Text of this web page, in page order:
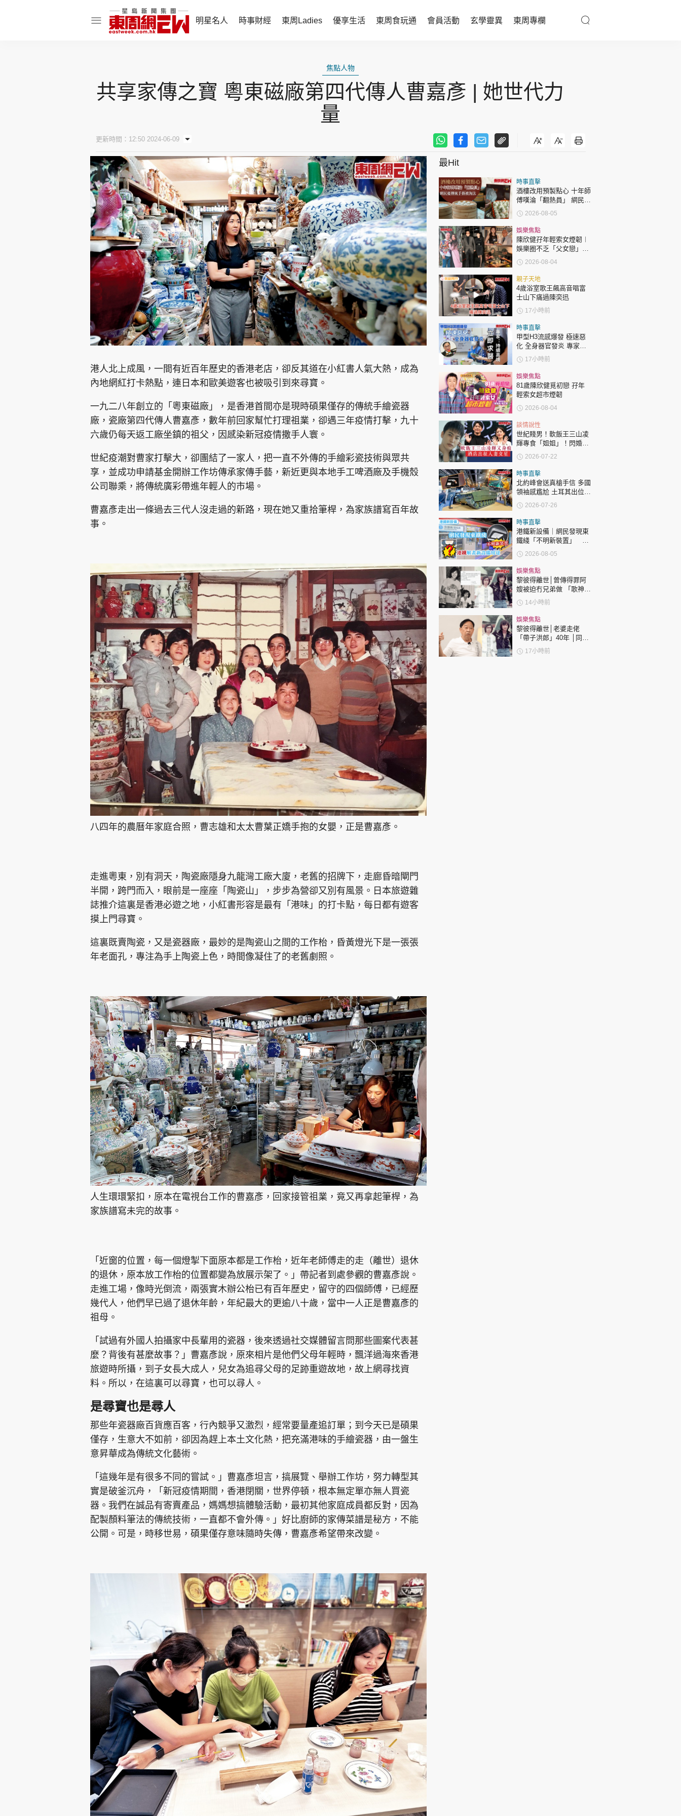
明星名人 時事財經 東周Ladies 優享生活 東周食玩通 會員活動 玄學靈異 東周專欄
話題人物 財經智庫 時尚生活 親子天地
東周食玩通
樂在灣區
飲食玩樂
會員活動
東周JETSO
玄學靈異
東勝運程
智富天下 李居明
神機妙算 李丞責
緣來有理 麥玲玲
鬼靈精怪 威師兄
娛樂名人
文化藝術
時政財經
健康生活
飲食旅遊
集團旗下品牌
東周刊 cazbuyer 東Touch PCM 電腦廣場 星島頭條 星島日報 頭條日報 星島環球 The Standard 親子王
關於我們 聯絡我們 隱私政策聲明 使用條款 版權及免責聲明 Copyright © 東周網 版權所有 . 不得轉載 ©Eastweek.com.hk. All rights reserved.
焦點人物
共享家傳之寶 粵東磁廠第四代傳人曹嘉彥 | 她世代力
量
更新時間：12:50 2024-06-09
港人北上成風，一間有近百年歷史的香港老店，卻反其道在小紅書人氣大熱，成為
內地網紅打卡熱點，連日本和歐美遊客也被吸引到來尋寶。
一九二八年創立的「粵東磁廠」，是香港首間亦是現時碩果僅存的傳統手繪瓷器
廠，瓷廠第四代傳人曹嘉彥，數年前回家幫忙打理祖業，卻遇三年疫情打擊，九十
六歲仍每天返工廠坐鎮的祖父，因感染新冠疫情撒手人寰。
世紀疫潮對曹家打擊大，卻團結了一家人，把一直不外傳的手繪彩瓷技術與眾共
享，並成功申請基金開辦工作坊傳承家傳手藝，新近更與本地手工啤酒廠及手機殼
公司聯乘，將傳統廣彩帶進年輕人的市場。
曹嘉彥走出一條過去三代人沒走過的新路，現在她又重拾筆桿，為家族譜寫百年故
事。
八四年的農曆年家庭合照，曹志雄和太太曹葉正嬌手抱的女嬰，正是曹嘉彥。
走進粵東，別有洞天，陶瓷廠隱身九龍灣工廠大廈，老舊的招牌下，走廊昏暗閘門
半開，跨門而入，眼前是一座座「陶瓷山」，步步為營卻又別有風景。日本旅遊雜
誌推介這裏是香港必遊之地，小紅書形容是最有「港味」的打卡點，每日都有遊客
摸上門尋寶。
這裏既賣陶瓷，又是瓷器廠，最妙的是陶瓷山之間的工作枱，昏黃燈光下是一張張
年老面孔，專注為手上陶瓷上色，時間像凝住了的老舊劇照。
人生環環緊扣，原本在電視台工作的曹嘉彥，回家接管祖業，竟又再拿起筆桿，為
家族譜寫未完的故事。
「近窗的位置，每一個燈掣下面原本都是工作枱，近年老師傅走的走（離世）退休
的退休，原本放工作枱的位置都變為放展示架了。」帶記者到處參觀的曹嘉彥說。
走進工場，像時光倒流，兩張實木辦公枱已有百年歷史，留守的四個師傅，已經歷
幾代人，他們早已過了退休年齡，年紀最大的更逾八十歲，當中一人正是曹嘉彥的
祖母。
「試過有外國人拍攝家中長輩用的瓷器，後來透過社交媒體留言問那些圖案代表甚
麼？背後有甚麼故事？」曹嘉彥說，原來相片是他們父母年輕時，飄洋過海來香港
旅遊時所攝，到子女長大成人，兒女為追尋父母的足跡重遊故地，故上網尋找資
料。所以，在這裏可以尋寶，也可以尋人。
是尋寶也是尋人
那些年瓷器廠百貨應百客，行內競爭又激烈，經常要量產追訂單；到今天已是碩果
僅存，生意大不如前，卻因為趕上本土文化熱，把充滿港味的手繪瓷器，由一盤生
意昇華成為傳統文化藝術。
「這幾年是有很多不同的嘗試。」曹嘉彥坦言，搞展覽、舉辦工作坊，努力轉型其
實是破釜沉舟，「新冠疫情期間，香港閉關，世界停頓，根本無定單亦無人買瓷
器。我們在誠品有寄賣產品，媽媽想搞體驗活動，最初其他家庭成員都反對，因為
配製顏料筆法的傳統技術，一直都不會外傳。」好比廚師的家傳菜譜是秘方，不能
公開。可是，時移世易，碩果僅存意味隨時失傳，曹嘉彥希望帶來改變。
最Hit
時事直擊
酒樓改用預製點心 十年師
傅嘆淪「翻熱員」 網民憂
傳統手藝被淘汰
2026-08-05
娛樂焦點
陳欣健孖年輕索女煙韌︱
娛樂圈不乏「父女戀」
「爺孫戀」 年齡差距最大
達51歲 最受矚目有李龍
基謝賢
2026-08-04
親子天地
4歲浴室歌王飆高音唱富
士山下痛過陳奕迅
17小時前
時事直擊
甲型H3流感爆發 極速惡
化 全身器官發炎 專家：
持續高燒要立即求醫
17小時前
娛樂焦點
81歲陳欣健覓初戀 孖年
輕索女超市煙韌
2026-08-04
談情說性
世紀賤男！軟飯王三山凌
輝專食「姐姐」！閃婚未
夠一年身痕偷食人妻女星
酒店爆房出征
2026-07-22
時事直擊
北約峰會送真槍手信 多國
領袖感尷尬 土耳其出位招
宣示軍工野心 | 國際解碼
2026-07-26
時事直擊
港鐵新設備｜網民發現東
鐵綫「不明新裝置」 港
鐵解畫新設備用途
2026-08-05
娛樂焦點
黎彼得離世│曾傳得罪阿
嫂被迫冇兄弟做 「歌神」
許冠傑親筆撰寫悼念忘友
14小時前
娛樂焦點
黎彼得離世│老婆走佬
「帶子洪郎」40年 │同許
冠傑聯手合作《浪子心
聲》成經典 合作7年拆夥
17小時前